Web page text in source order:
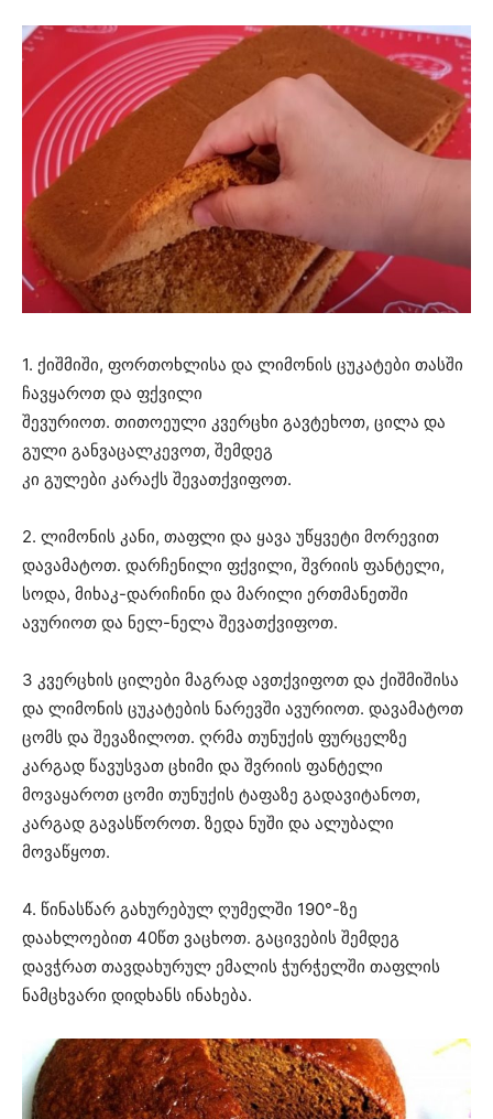
1. ქიშმიში, ფორთოხლისა და ლიმონის ცუკატები თასში
ჩავყაროთ და ფქვილი
შევურიოთ. თითოეული კვერცხი გავტეხოთ, ცილა და
გული განვაცალკევოთ, შემდეგ
კი გულები კარაქს შევათქვიფოთ.
2. ლიმონის კანი, თაფლი და ყავა უწყვეტი მორევით
დავამატოთ. დარჩენილი ფქვილი, შვრიის ფანტელი,
სოდა, მიხაკ-დარიჩინი და მარილი ერთმანეთში
ავურიოთ და ნელ-ნელა შევათქვიფოთ.
3 კვერცხის ცილები მაგრად ავთქვიფოთ და ქიშმიშისა
და ლიმონის ცუკატების ნარევში ავურიოთ. დავამატოთ
ცომს და შევაზილოთ. ღრმა თუნუქის ფურცელზე
კარგად წავუსვათ ცხიმი და შვრიის ფანტელი
მოვაყაროთ ცომი თუნუქის ტაფაზე გადავიტანოთ,
კარგად გავასწოროთ. ზედა ნუში და ალუბალი
მოვაწყოთ.
4. წინასწარ გახურებულ ღუმელში 190°-ზე
დაახლოებით 40წთ ვაცხოთ. გაცივების შემდეგ
დავჭრათ თავდახურულ ემალის ჭურჭელში თაფლის
ნამცხვარი დიდხანს ინახება.